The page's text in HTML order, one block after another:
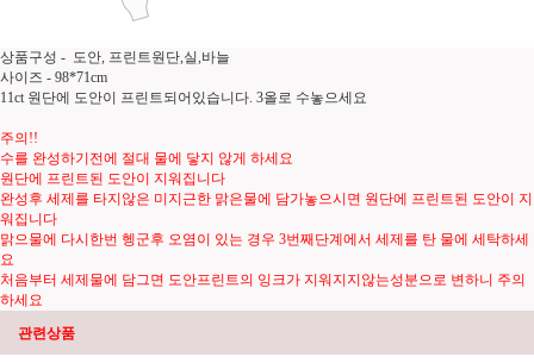
상품구성 - 도안, 프린트원단,실,바늘
사이즈 - 98*71cm
11ct 원단에 도안이 프린트되어있습니다. 3올로 수놓으세요
주의!!
수를 완성하기전에 절대 물에 닿지 않게 하세요
원단에 프린트된 도안이 지워집니다
완성후 세제를 타지않은 미지근한 맑은물에 담가놓으시면 원단에 프린트된 도안이 지
워집니다
맑으물에 다시한번 헹군후 오염이 있는 경우 3번째단계에서 세제를 탄 물에 세탁하세
요
처음부터 세제물에 담그면 도안프린트의 잉크가 지워지지않는성분으로 변하니 주의
하세요
관련상품